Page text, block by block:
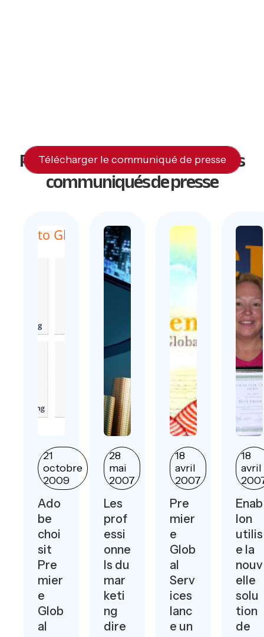
Télécharger le communiqué de presse
Premiere Global Services : Autres
communiqués de presse
21
octobre
2009
Ado
be
choi
sit
Pre
mier
e
Glob
al
28
mai
2007
Les
prof
essi
onne
ls du
mar
keti
ng
dire
18
avril
2007
Pre
mier
e
Glob
al
Serv
ices
lanc
e un
18
avril
Enab
lon
utilis
e la
nouv
elle
solu
tion
de